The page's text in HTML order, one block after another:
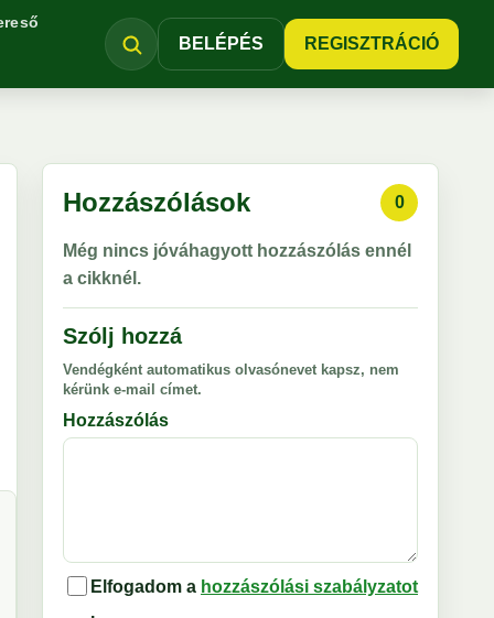
BELÉPÉS REGISZTRÁCIÓ
Hozzászólások 0
Még nincs jóváhagyott hozzászólás ennél
a cikknél.
Szólj hozzá
Vendégként automatikus olvasónevet kapsz, nem
kérünk e-mail címet.
Hozzászólás
Elfogadom a hozzászólási szabályzatot
.